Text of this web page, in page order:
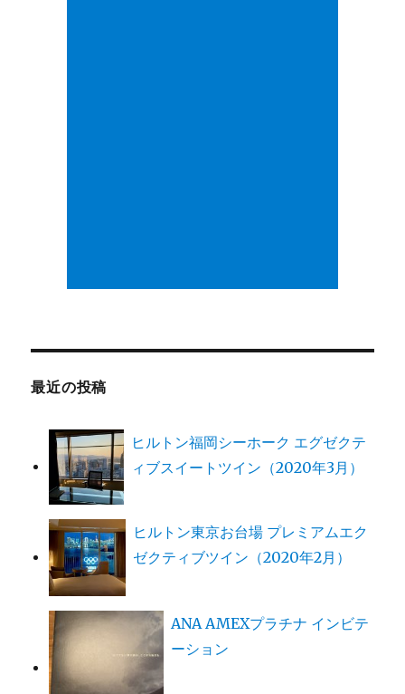
最近の投稿
ヒルトン福岡シーホーク エグゼクテ
ィブスイートツイン（2020年3月）
ヒルトン東京お台場 プレミアムエク
ゼクティブツイン（2020年2月）
ANA AMEXプラチナ インビテ
ーション